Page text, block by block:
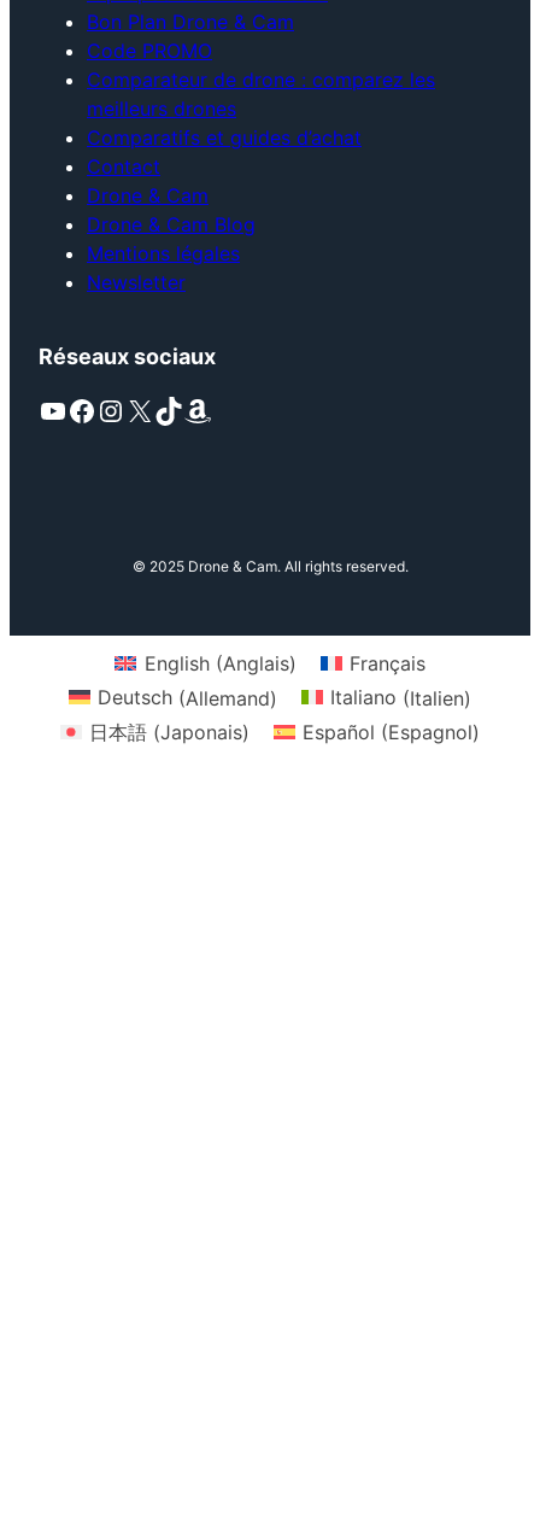
Bon Plan Drone & Cam
Code PROMO
Comparateur de drone : comparez les
meilleurs drones
Comparatifs et guides d’achat
Contact
Drone & Cam
Drone & Cam Blog
Mentions légales
Newsletter
Réseaux sociaux
YouTube Facebook Instagram X TikTok Amazon
© 2025 Drone & Cam. All rights reserved.
English(Anglais)
Français
Deutsch (Allemand) Italiano (Italien)
日本語 (Japonais) Español (Espagnol)